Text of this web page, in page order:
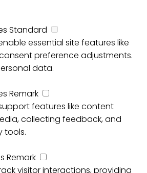
Standard
essential site features like
preference adjustments.
data.
Remark
features like content
collecting feedback, and
tools.
Remark
visitor interactions, providing